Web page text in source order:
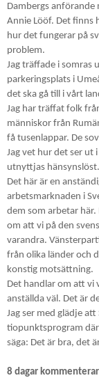
Dambergs anförande
Annie Lööf. Det finns
hur det fungerar på
problem.
Jag träffade i somras
parkeringsplats i
det ska gå till i vårt
Jag har träffat folk
människor från
få tusenlappar. De
Jag vet hur det ser ut
utnyttjas hänsynslöst.
Det här är en
arbetsmarknaden i
dem som arbetar
om att vi på den
varandra.
från olika länder och
konstig motsättning.
Det handlar om att vi
anställda väl. Det är
Jag ser med glädje
tiopunktsprogram
säga: Det är bra, det
8 dagar